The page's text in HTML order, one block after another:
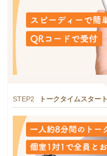
STEP2 トークタイムスタート